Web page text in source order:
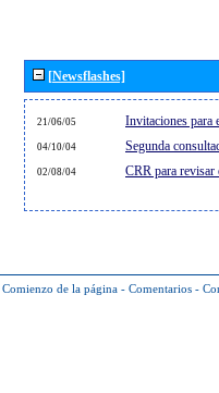
[Newsflashes]
21/06/05 Invitaciones para
04/10/04 Segunda
02/08/04 CRR para
Comienzo de la página - Comentarios -